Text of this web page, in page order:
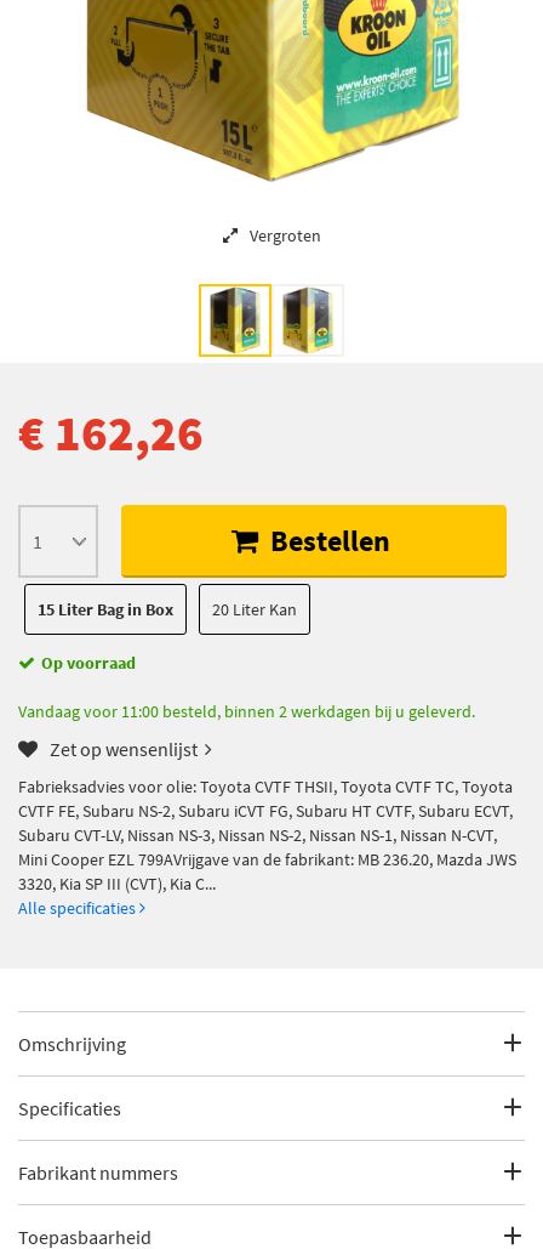
Vergroten
€ 162,26
Bestellen
15 Liter Bag in Box 20 Liter Kan
Op voorraad
Vandaag voor 11:00 besteld, binnen 2 werkdagen bij u geleverd.
Zet op wensenlijst
Fabrieksadvies voor olie: Toyota CVTF THSII, Toyota CVTF TC, Toyota
CVTF FE, Subaru NS-2, Subaru iCVT FG, Subaru HT CVTF, Subaru ECVT,
Subaru CVT-LV, Nissan NS-3, Nissan NS-2, Nissan NS-1, Nissan N-CVT,
Mini Cooper EZL 799AVrijgave van de fabrikant: MB 236.20, Mazda JWS
3320, Kia SP III (CVT), Kia C...
Alle specificaties
Omschrijving
Fabrieksadvies voor olie: Toyota CVTF THSII, Toyota CVTF TC,
Toyota CVTF FE, Subaru NS-2, Subaru iCVT FG, Subaru HT
CVTF, Subaru ECVT, Subaru CVT-LV, Nissan NS-3, Nissan NS-2,
de fabrikant: MB 236.20, Mazda JWS 3320, Kia SP III (CVT), Kia
CVT-1, Jatco CVT 8 HybridSpecificatie: VW G 052 516, VW G 052
180, Mopar CVTF+4, Jeep NS-2, Hybrid e-CVT, Honda HMMF,
Specificaties
Fabrikantcode
Fabrikant nummers
Chrysler/Dodge/Jeep
Toepasbaarheid